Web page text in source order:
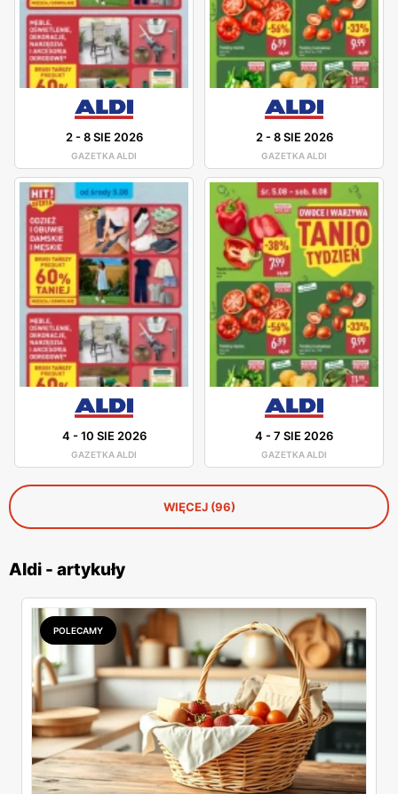
2-8 SIE 2026
GAZETKA ALDI
2-8 SIE 2026
GAZETKA ALDI
4 -10 SIE 2026
GAZETKA ALDI
4 -7 SIE 2026
GAZETKA ALDI
WIĘCEJ (96)
Aldi - artykuły
POLECAMY